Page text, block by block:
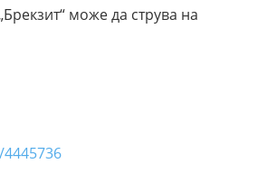
може да струва на